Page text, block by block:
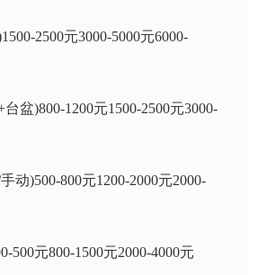
2500元3000-5000元6000-
盆)800-1200元1500-2500元3000-
动)500-800元1200-2000元2000-
500元800-1500元2000-4000元